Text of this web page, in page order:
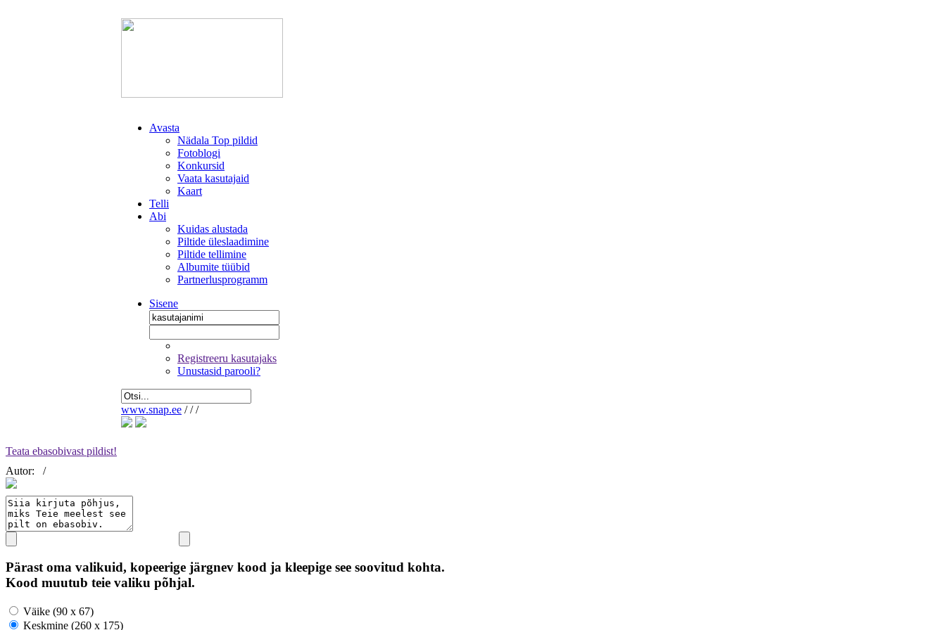
Avasta
Nädala Top pildid
Fotoblogi
Konkursid
Vaata kasutajaid
Kaart
Telli
Abi
Kuidas alustada
Piltide üleslaadimine
Piltide tellimine
Albumite tüübid
Partnerlusprogramm
Sisene
Registreeru kasutajaks
Unustasid parooli?
www.snap.ee / / /
Teata ebasobivast pildist!
Autor:
/
Pärast oma valikuid, kopeerige järgnev kood ja kleepige see soovitud kohta.
Kood muutub teie valiku põhjal.
Väike (90 x 67)
Keskmine (260 x 175)